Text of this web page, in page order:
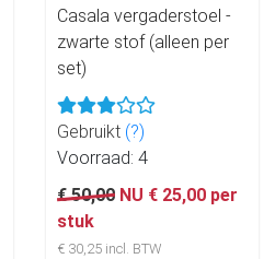
Casala vergaderstoel -
zwarte stof (alleen per
set)
Gebruikt (?)
Voorraad: 4
€ 50,00 NU € 25,00 per
stuk
€ 30,25 incl. BTW